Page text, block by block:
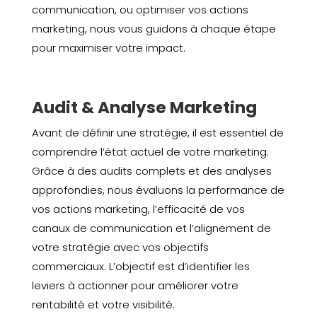
communication, ou optimiser vos actions
marketing, nous vous guidons à chaque étape
pour maximiser votre impact.
Audit & Analyse Marketing
Avant de définir une stratégie, il est essentiel de
comprendre l’état actuel de votre marketing.
Grâce à des audits complets et des analyses
approfondies, nous évaluons la performance de
vos actions marketing, l’efficacité de vos
canaux de communication et l’alignement de
votre stratégie avec vos objectifs
commerciaux. L’objectif est d’identifier les
leviers à actionner pour améliorer votre
rentabilité et votre visibilité.